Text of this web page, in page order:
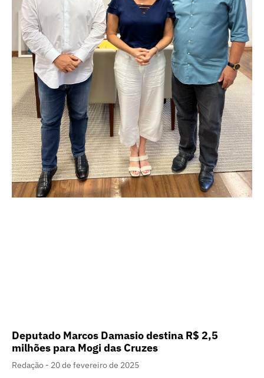
Deputado Marcos Damasio destina R$ 2,5
milhões para Mogi das Cruzes
Redação
20 de fevereiro de 2025